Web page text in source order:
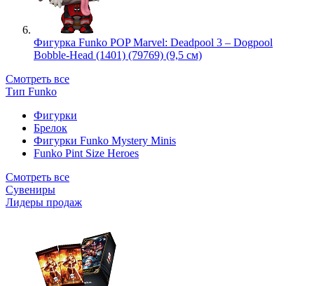
Фигурка Funko POP Marvel: Deadpool 3 – Dogpool
Bobble-Head (1401) (79769) (9,5 см)
Смотреть все
Тип Funko
Фигурки
Брелок
Фигурки Funko Mystery Minis
Funko Pint Size Heroes
Смотреть все
Сувениры
Лидеры продаж